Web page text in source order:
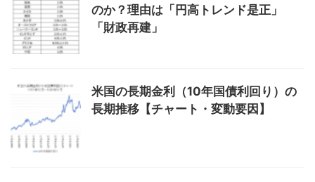
のか？理由は「円高トレンド是正」
「財政再建」
米国の長期金利（10年国債利回り）の
長期推移【チャート・変動要因】